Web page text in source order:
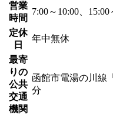
営業
時間
7:00～10:00、15:00
定休
日
年中無休
最寄
りの
公共
交通
機関
函館市電湯の川線
分